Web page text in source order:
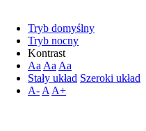
Tryb domyślny
Tryb nocny
Kontrast
Aa Aa Aa
Stały układ Szeroki układ
A- A A+